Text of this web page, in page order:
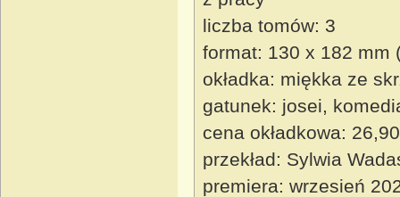
liczba tomów: 3
format: 130 x 182 mm
okładka: miękka ze
gatunek: josei,
cena okładkowa: 26,90
przekład: Sylwia
premiera: wrzesień